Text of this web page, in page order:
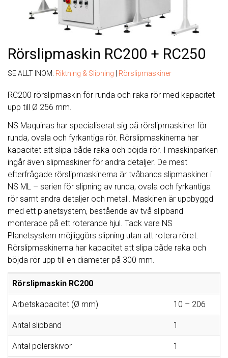
Rörslipmaskin RC200 + RC250
SE ALLT INOM: Riktning & Slipning | Rörslipmaskiner
RC200 rörslipmaskin för runda och raka rör med kapacitet
upp till Ø 256 mm.
NS Maquinas har specialiserat sig på rörslipmaskiner för
runda, ovala och fyrkantiga rör. Rörslipmaskinerna har
kapacitet att slipa både raka och böjda rör. I maskinparken
ingår även slipmaskiner för andra detaljer. De mest
efterfrågade rörslipmaskinerna är tvåbands slipmaskiner i
NS ML – serien för slipning av runda, ovala och fyrkantiga
rör samt andra detaljer och metall. Maskinen är uppbyggd
med ett planetsystem, bestående av två slipband
monterade på ett roterande hjul. Tack vare NS
Planetsystem möjliggörs slipning utan att rotera röret.
Rörslipmaskinerna har kapacitet att slipa både raka och
böjda rör upp till en diameter på 300 mm.
Rörslipmaskin RC200
Arbetskapacitet (Ø mm) 10 – 206
Antal slipband 1
Antal polerskivor 1